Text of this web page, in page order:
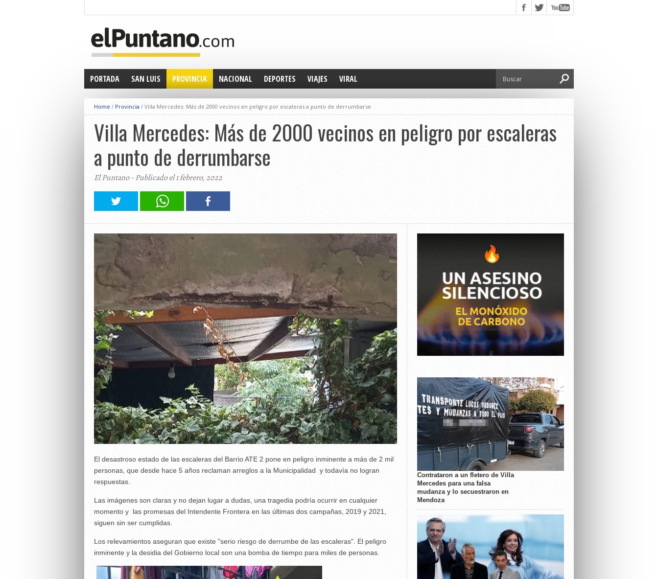
PORTADA SAN LUIS PROVINCIA NACIONAL DEPORTES VIAJES VIRAL
Home / Provincia / Villa Mercedes: Más de 2000 vecinos en peligro por escaleras a punto de derrumbarse
Villa Mercedes: Más de 2000 vecinos en peligro por escaleras
a punto de derrumbarse
El Puntano - Publicado el 1 febrero, 2022
El desastroso estado de las escaleras del Barrio ATE 2 pone en peligro inminente a más de 2 mil
personas, que desde hace 5 años reclaman arreglos a la Municipalidad y todavía no logran
respuestas.
Las imágenes son claras y no dejan lugar a dudas, una tragedia podría ocurrir en cualquier
momento y las promesas del Intendente Frontera en las últimas dos campañas, 2019 y 2021,
siguen sin ser cumplidas.
Los relevamientos aseguran que existe "serio riesgo de derrumbe de las escaleras". El peligro
inminente y la desidia del Gobierno local son una bomba de tiempo para miles de personas.
Contrataron a un fletero de Villa
Mercedes para una falsa
mudanza y lo secuestraron en
Mendoza